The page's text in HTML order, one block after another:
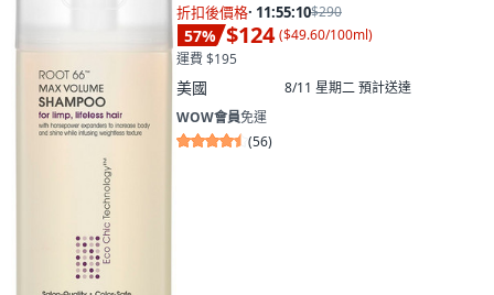
折扣後價格· 11:55:08$290
57% $124 ($49.60/100ml)
運費 $195
美國 8/11 星期二預計送達
WOW會員免運
(56)